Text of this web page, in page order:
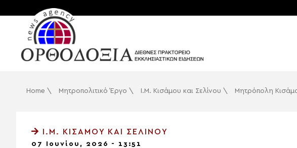
Home \ Μητροπολιτικό Έργο \ Ι.Μ. Κισάμου και Σελίνου \ Μητρόπολη
Ι.Μ. ΚΙΣΆΜΟΥ ΚΑΙ ΣΕΛΊΝΟΥ
07 Ιουνίου, 2026 - 13:51